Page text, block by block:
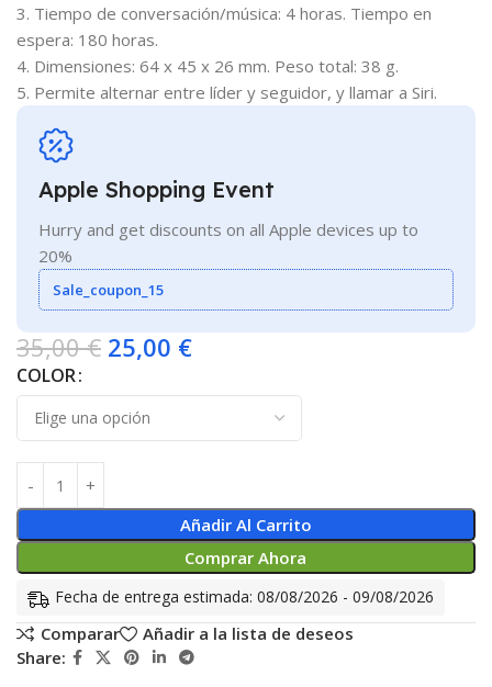
3. Tiempo de conversación/música: 4 horas. Tiempo en
espera: 180 horas.
4. Dimensiones: 64 x 45 x 26 mm. Peso total: 38 g.
5. Permite alternar entre líder y seguidor, y llamar a Siri.
Apple Shopping Event
Hurry and get discounts on all Apple devices up to
20%
Sale_coupon_15
35,00€ 25,00 €
COLOR
Añadir Al Carrito
Comprar Ahora
Fecha de entrega estimada: 08/08/2026 - 09/08/2026
Comparar
Añadir a la lista de deseos
Share: